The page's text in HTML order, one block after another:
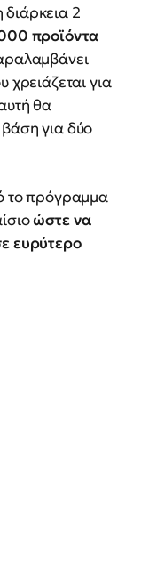
διάρκεια 2
προϊόντα
χρειάζεται για
θα
για δύο
το πρόγραμμα
ώστε να
ευρύτερο